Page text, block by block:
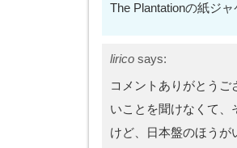
The Plantationの紙ジ
lirico says:
コメントありがとう
いことを聞けなくて、
けど、日本盤のほうが